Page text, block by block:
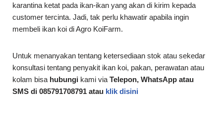
karantina ketat pada ikan-ikan yang akan di kirim kepada
customer tercinta. Jadi, tak perlu khawatir apabila ingin
membeli ikan koi di Agro KoiFarm.
Untuk menanyakan tentang ketersediaan stok atau sekedar
konsultasi tentang penyakit ikan koi, pakan, perawatan atau
kolam bisa hubungi kami viaTelepon, WhatsApp atau
SMS di 085791708791 atau klik disini